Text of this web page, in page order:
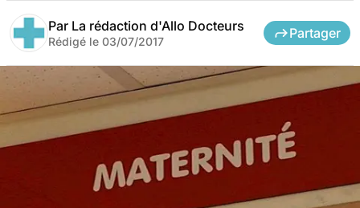
Par La rédaction d'Allo Docteurs
Rédigé le 03/07/2017
Partager